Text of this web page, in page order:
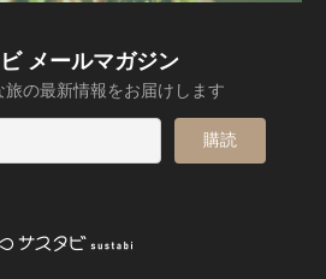
メールマガジン
旅の最新情報をお届けします